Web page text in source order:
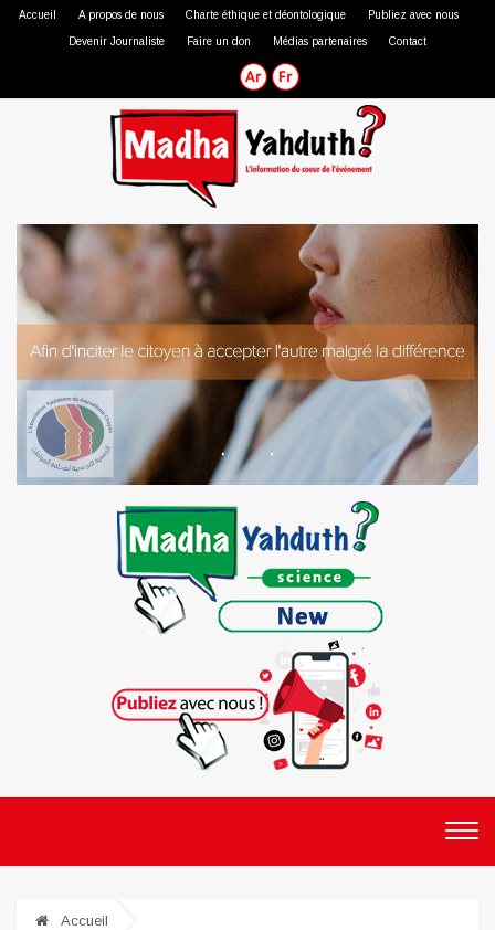
Accueil A propos de nous Charte éthique et déontologique Publiez avec nous
Devenir Journaliste Faire un don Médias partenaires Contact
Accueil